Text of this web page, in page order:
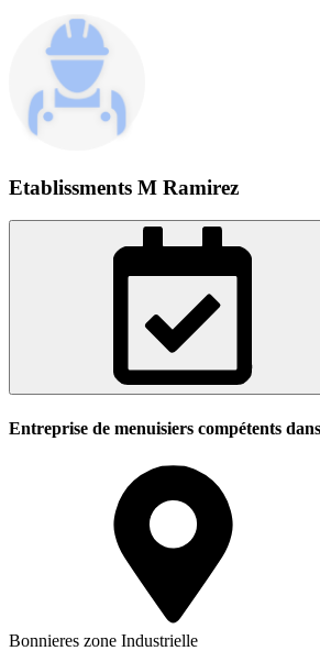
Etablissments M Ramirez
Entreprise de menuisiers compétents
Bonnieres zone Industrielle